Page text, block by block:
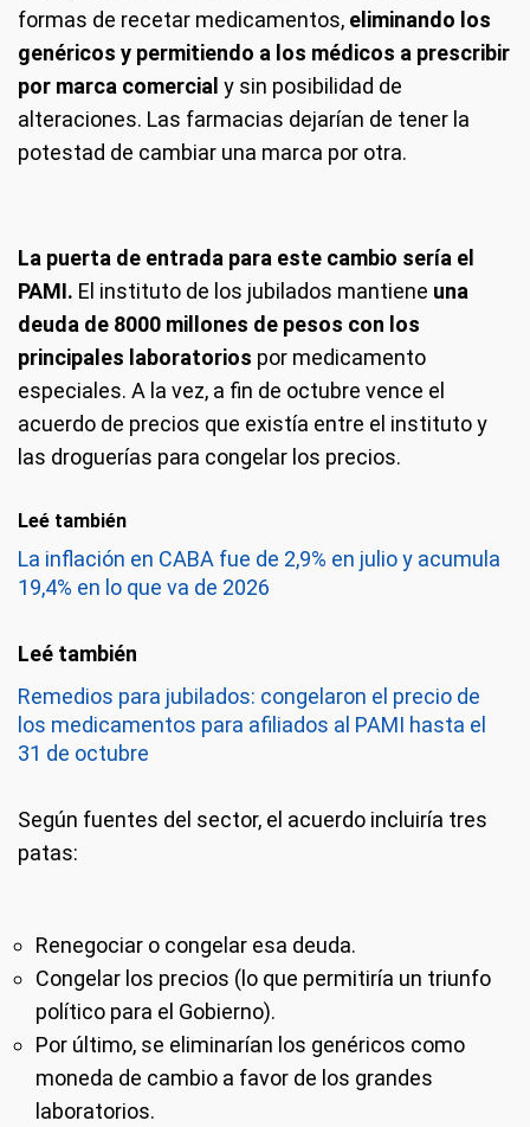
formas de recetar medicamentos, eliminando los
genéricos y permitiendo a los médicos a prescribir
por marca comercial y sin posibilidad de
alteraciones. Las farmacias dejarían de tener la
potestad de cambiar una marca por otra.
La puerta de entrada para este cambio sería el
PAMI. El instituto de los jubilados mantiene una
deuda de 8000 millones de pesos con los
principales laboratorios por medicamento
especiales. A la vez, a fin de octubre vence el
acuerdo de precios que existía entre el instituto y
las droguerías para congelar los precios.
Leé también
La inflación en CABA fue de 2,9% en julio y acumula
19,4% en lo que va de 2026
Remedios para jubilados: congelaron el precio de
los medicamentos para afiliados al PAMI hasta el
31 de octubre
Según fuentes del sector, el acuerdo incluiría tres
patas:
Renegociar o congelar esa deuda.
Congelar los precios (lo que permitiría un triunfo
político para el Gobierno).
Por último, se eliminarían los genéricos como
moneda de cambio a favor de los grandes
laboratorios.